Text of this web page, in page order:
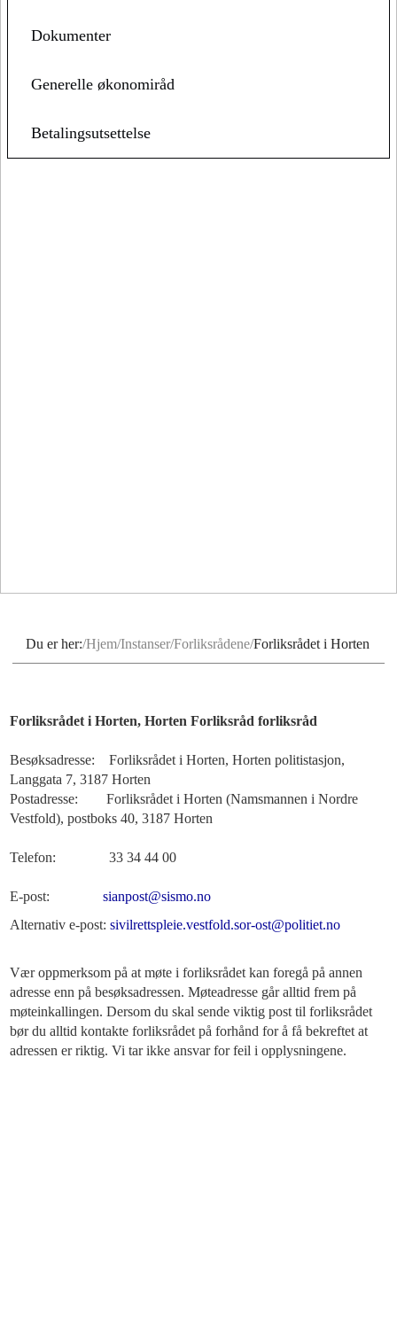
Dokumenter
Generelle økonomiråd
Betalingsutsettelse
Du er her: Hjem Instanser Forliksrådene Forliksrådet i Horten
Forliksrådet i Horten, Horten Forliksråd forliksråd
Besøksadresse: Forliksrådet i Horten, Horten politistasjon,
Langgata 7, 3187 Horten
Postadresse: Forliksrådet i Horten (Namsmannen i Nordre
Vestfold), postboks 40, 3187 Horten
Telefon: 33 34 44 00
E-post: sianpost@sismo.no
Alternativ e-post: sivilrettspleie.vestfold.sor-ost@politiet.no
Vær oppmerksom på at møte i forliksrådet kan foregå på annen
adresse enn på besøksadressen. Møteadresse går alltid frem på
møteinkallingen. Dersom du skal sende viktig post til forliksrådet
bør du alltid kontakte forliksrådet på forhånd for å få bekreftet at
adressen er riktig. Vi tar ikke ansvar for feil i opplysningene.